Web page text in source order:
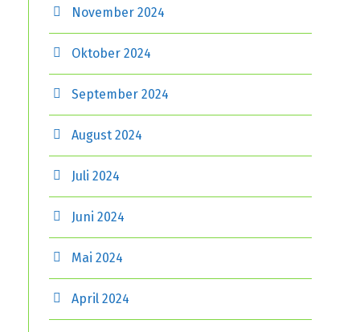
November 2024
Oktober 2024
September 2024
August 2024
Juli 2024
Juni 2024
Mai 2024
April 2024